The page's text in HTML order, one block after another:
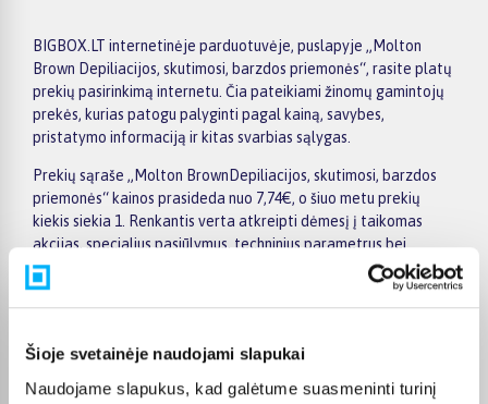
Šioje svetainėje naudojami slapukai
Naudojame slapukus, kad galėtume suasmeninti turinį
BIGBOX.LT internetinėje parduotuvėje, puslapyje „Molton
Brown Depiliacijos, skutimosi, barzdos priemonės“, rasite platų
prekių pasirinkimą internetu. Čia pateikiami žinomų gamintojų
prekės, kurias patogu palyginti pagal kainą, savybes,
pristatymo informaciją ir kitas svarbias sąlygas.
Prekių sąraše „Molton BrownDepiliacijos, skutimosi, barzdos
priemonės“ kainos prasideda nuo 7,74€, o šiuo metu prekių
kiekis siekia 1. Renkantis verta atkreipti dėmesį į taikomas
akcijas, specialius pasiūlymus, techninius parametrus bei
papildomas pirkimo sąlygas, kad būtų lengviau išsirinkti
geriausiai jūsų poreikius atitinkantį variantą.
susiaurinti asortimentą ir greičiau rasti tinkamą prekę.
priemonės“ pasiūlymus BIGBOX.LT, palyginkite prekes ir pirkite